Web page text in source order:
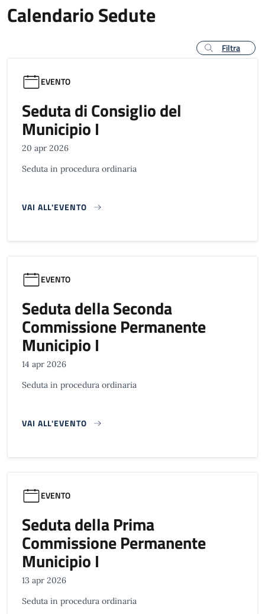
Calendario Sedute
Filtra
EVENTO
Seduta di Consiglio del
Municipio I
20 apr 2026
Seduta in procedura ordinaria
VAI ALL'EVENTO
EVENTO
Seduta della Seconda
Commissione Permanente
Municipio I
14 apr 2026
Seduta in procedura ordinaria
VAI ALL'EVENTO
EVENTO
Seduta della Prima
Commissione Permanente
Municipio I
13 apr 2026
Seduta in procedura ordinaria